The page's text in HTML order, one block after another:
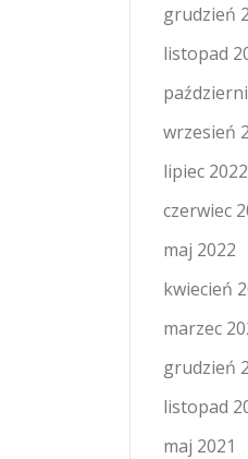
grudzień
listopad
wrzesień
lipiec 2022
czerwiec
maj 2022
kwiecień
marzec
grudzień
listopad
maj 2021